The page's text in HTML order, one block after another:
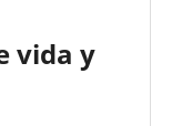
vida y